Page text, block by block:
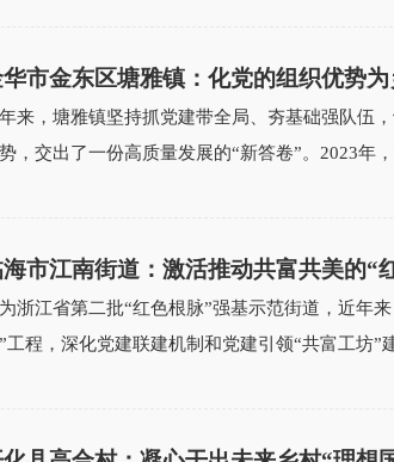
市金东区塘雅镇：化党的组织优势
来，塘雅镇坚持抓党建带全局、夯基础强队伍
，交出了一份高质量发展的“新答卷”。2023年
海市江南街道：激活推动共富共美的“
浙江省第二批“红色根脉”强基示范街道，近年
工程，深化党建联建机制和党建引领“共富工坊”